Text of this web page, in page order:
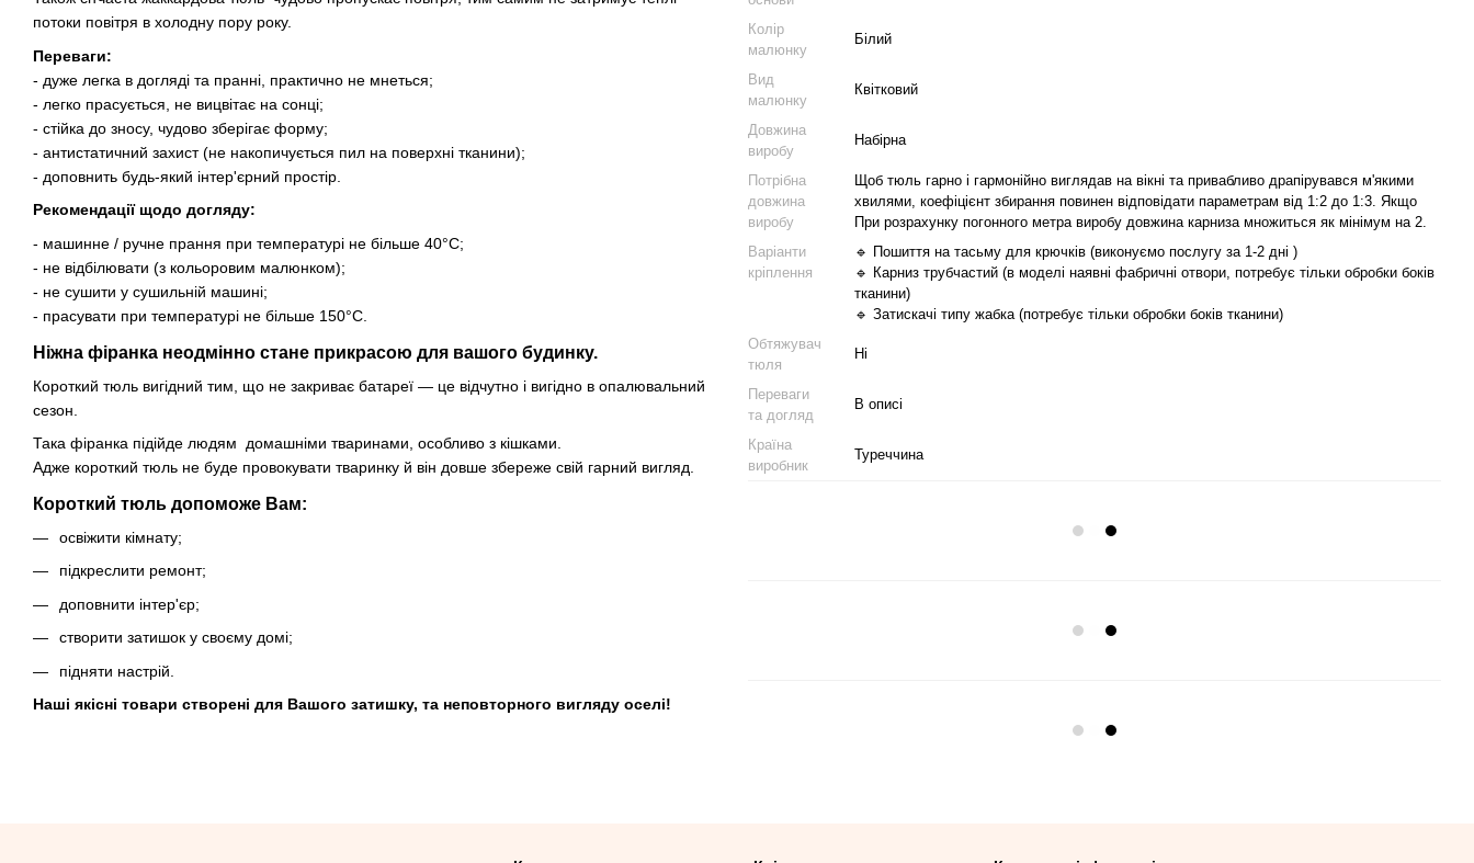
потоки повітря в холодну пору року.
Переваги:
- дуже легка в догляді та пранні, практично не мнеться;
- легко прасується, не вицвітає на сонці;
- стійка до зносу, чудово зберігає форму;
- антистатичний захист (не накопичується пил на поверхні тканини);
- доповнить будь-який інтер'єрний простір.
Рекомендації щодо догляду:
- машинне / ручне прання при температурі не більше 40°C;
- не відбілювати (з кольоровим малюнком);
- не сушити у сушильній машині;
- прасувати при температурі не більше 150°C.
Ніжна фіранка неодмінно стане прикрасою для вашого будинку.
Короткий тюль вигідний тим, що не закриває батареї — це відчутно і вигідно в опалювальний
сезон.
Така фіранка підійде людям домашніми тваринами, особливо з кішками.
Адже короткий тюль не буде провокувати тваринку й він довше збереже свій гарний вигляд.
Короткий тюль допоможе Вам:
освіжити кімнату;
підкреслити ремонт;
доповнити інтер'єр;
створити затишок у своєму домі;
підняти настрій.
Наші якісні товари створені для Вашого затишку, та неповторного вигляду оселі!
Колір
малюнку
Білий
Вид
малюнку
Квітковий
Довжина
виробу
Набірна
Потрібна
довжина
виробу
Щоб тюль гарно і гармонійно виглядав на вікні та привабливо драпірувався м'якими
хвилями, коефіцієнт збирання повинен відповідати параметрам від 1:2 до 1:3. Якщо
При розрахунку погонного метра виробу довжина карниза множиться як мінімум на 2.
Варіанти
кріплення
🔹 Пошиття на тасьму для крючків (виконуємо послугу за 1-2 дні )
🔹 Карниз трубчастий (в моделі наявні фабричні отвори, потребує тільки обробки боків
тканини)
🔹 Затискачі типу жабка (потребує тільки обробки боків тканини)
Обтяжувач
тюля
Ні
Переваги
та догляд
В описі
Країна
виробник
Туреччина